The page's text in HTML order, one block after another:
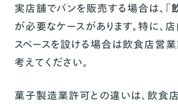
実店舗でパンを販売する場合は、「
が必要なケースがあります。特に、
スペースを設ける場合は飲食店営
考えてください。
菓子製造業許可との違いは、飲食